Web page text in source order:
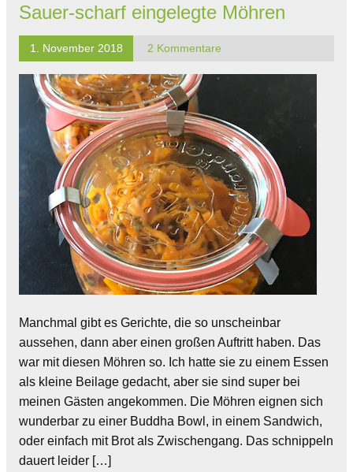
Sauer-scharf eingelegte Möhren
1. November 2018 2 Kommentare
Manchmal gibt es Gerichte, die so unscheinbar
aussehen, dann aber einen großen Auftritt haben. Das
war mit diesen Möhren so. Ich hatte sie zu einem Essen
als kleine Beilage gedacht, aber sie sind super bei
meinen Gästen angekommen. Die Möhren eignen sich
wunderbar zu einer Buddha Bowl, in einem Sandwich,
oder einfach mit Brot als Zwischengang. Das schnippeln
dauert leider […]